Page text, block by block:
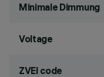
Minimale Dimmung
Voltage
ZVEI code